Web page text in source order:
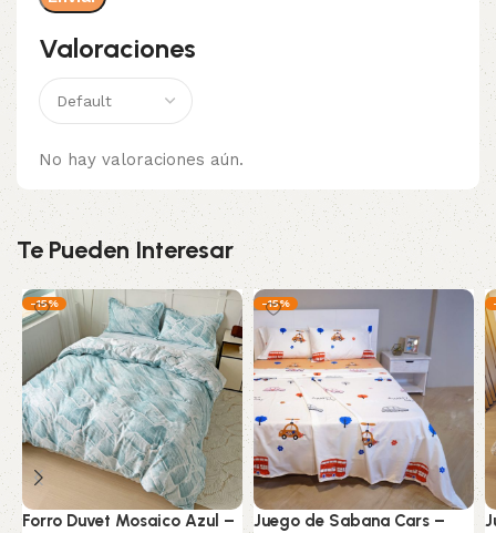
Valoraciones
No hay valoraciones aún.
Te Pueden Interesar
-15%
Forro Duvet Mosaico Azul –
-15%
Juego de Sabana Cars –